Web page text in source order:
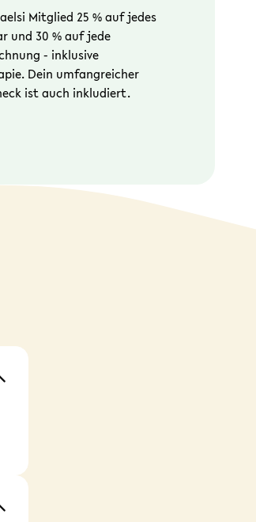
Mitglied 25 % auf jedes
und 30 % auf jede
- inklusive
Dein umfangreicher
ist auch inkludiert.